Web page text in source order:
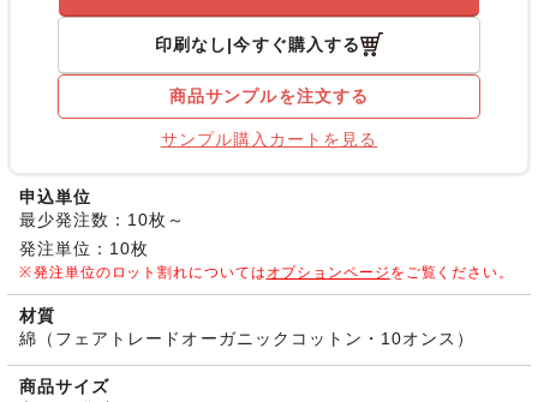
印刷なし 今すぐ購入する
商品サンプルを注文する
サンプル購入カートを見る
申込単位
最少発注数：10枚～
発注単位：10枚
発注単位のロット割れについては オプションページ をご覧ください。
材質
綿（フェアトレードオーガニックコットン・10オンス）
商品サイズ